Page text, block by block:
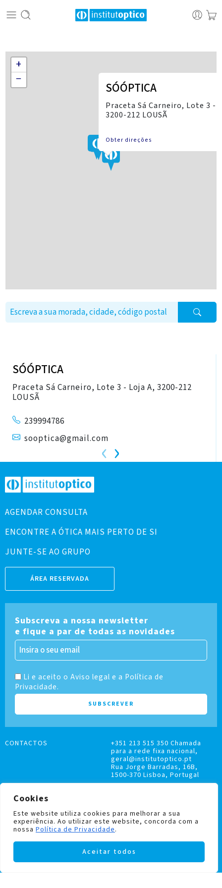
Cookies
Este website utiliza cookies para melhorar a sua
experiência. Ao utilizar este website, concorda com a
nossa Política de Privacidade.
Aceitar todos
SÓÓPTICA
Praceta Sá Carneiro, Lote 3 -
3200-212 LOUSÃ
Obter direções
+
−
SÓÓPTICA
Praceta Sá Carneiro, Lote 3 - Loja A, 3200-212
LOUSÃ
239994786
sooptica@gmail.com
‹›
AGENDAR CONSULTA
ENCONTRE A ÓTICA MAIS PERTO DE SI
JUNTE-SE AO GRUPO
ÁREA RESERVADA
Subscreva a nossa newsletter
e fique a par de todas as novidades
Li e aceito o Aviso legal e a Política de
Privacidade.
LIVRO DE RECLAMAÇÕES
POLÍTICA DE PRIVACIDADE E COOKIES
CONTACTOS
+351 213 515 350 Chamada
para a rede fixa nacional,
geral@institutoptico.pt
Rua Jorge Barradas, 16B,
1500-370 Lisboa, Portugal